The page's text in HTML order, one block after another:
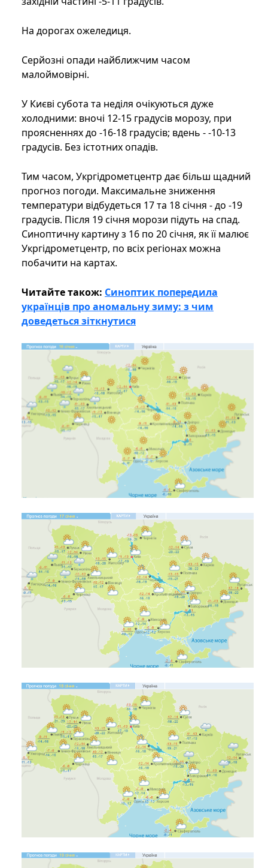
На дорогах ожеледиця.
Серйозні опади найближчим часом
малоймовірні.
У Києві субота та неділя очікуються дуже
холодними: вночі 12-15 градусів морозу, при
проясненнях до -16-18 градусів; вдень - -10-13
градусів. Без істотних опадів.
Тим часом, Укргідрометцентр дає більш щадний
прогноз погоди. Максимальне зниження
температури відбудеться 17 та 18 січня - до -19
градусів. Після 19 січня морози підуть на спад.
Синоптичну картину з 16 по 20 січня, як її малює
Укргідрометцентр, по всіх регіонах можна
побачити на картах.
Читайте також: Синоптик попередила
українців про аномальну зиму: з чим
доведеться зіткнутися